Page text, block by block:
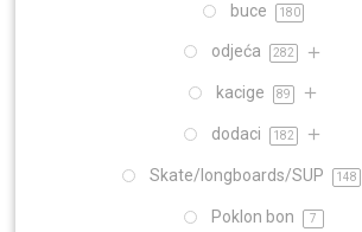
buce 180
odjeća 282
kacige 89
dodaci 182
Skate/longboards/SUP 148
Poklon bon 7